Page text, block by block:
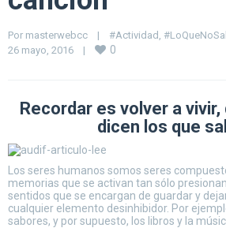
Por masterwebcc | #Actividad ,
26 mayo, 2016 | 0
Recordar es volver a
dicen los que
Los seres humanos somos seres
memorias que se activan tan sólo
sentidos que se encargan de guardar y
cualquier elemento desinhibidor. Por
sabores, y por supuesto, los libros y la